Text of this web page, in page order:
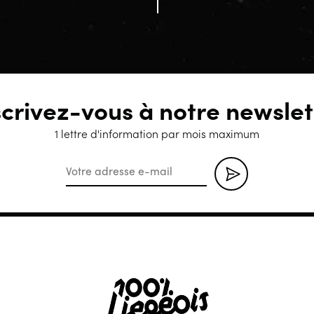
vous à notre
1 lettre d'information par mois maximum